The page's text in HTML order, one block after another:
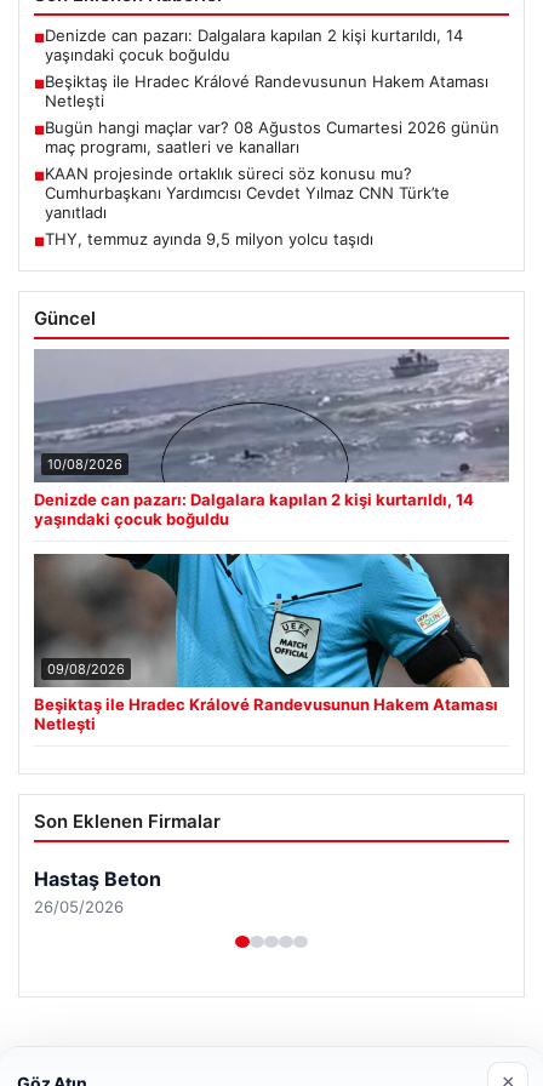
■Denizde can pazarı: Dalgalara kapılan 2 kişi kurtarıldı, 14
yaşındaki çocuk boğuldu
■Beşiktaş ile Hradec Králové Randevusunun Hakem Ataması
Netleşti
■Bugün hangi maçlar var? 08 Ağustos Cumartesi 2026 günün
maç programı, saatleri ve kanalları
■KAAN projesinde ortaklık süreci söz konusu mu?
Cumhurbaşkanı Yardımcısı Cevdet Yılmaz CNN Türk’te
yanıtladı
■THY, temmuz ayında 9,5 milyon yolcu taşıdı
Güncel
10/08/2026
Denizde can pazarı: Dalgalara kapılan 2 kişi kurtarıldı, 14
yaşındaki çocuk boğuldu
09/08/2026
Beşiktaş ile Hradec Králové Randevusunun Hakem Ataması
Netleşti
Son Eklenen Firmalar